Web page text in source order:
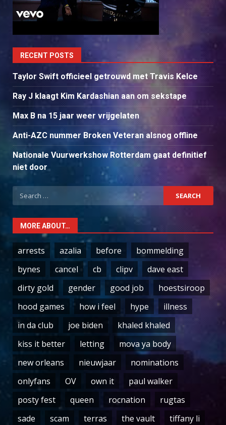
RECENT POSTS
Taylor Swift officieel getrouwd met Travis Kelce
Ray J klaagt Kim Kardashian aan om sekstape
Max B na 15 jaar weer vrijgelaten
Anti-AZC nummer Broken Veteran alsnog offline
Nationale Vuurwerkshow Rotterdam gaat definitief
niet door
Search
for:
MORE ABOUT…
arrests azalia before
bommelding
bynes
cancel cb clipv
dave east
dirty gold
gender good job
hoestsiroop
hood games
how i feel hype
illness
in da club
joe biden
khaled khaled
kiss it better
letting
mova ya body
new orleans
nieuwjaar
nominations
onlyfans
OV own it
paul walker
posty fest
queen rocnation
rugtas
sade
scam terras the vault tiffany li